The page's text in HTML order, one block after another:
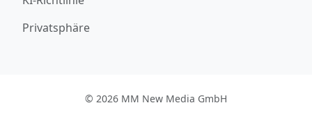
Privatsphäre
© 2026 MM New Media GmbH